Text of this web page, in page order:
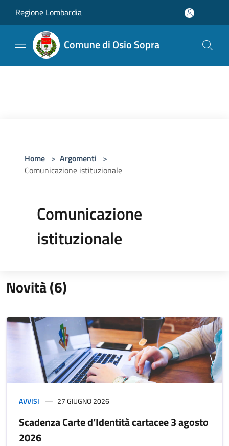
Regione Lombardia
Comune di Osio Sopra
Home > Argomenti >
Comunicazione istituzionale
Comunicazione
istituzionale
Novità (6)
AVVISI 27 GIUGNO 2026
Scadenza Carte d’Identità cartacee 3 agosto
2026